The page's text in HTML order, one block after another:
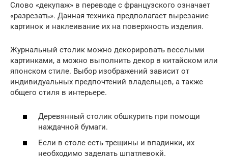
Слово «декупаж» в переводе с французского означает
«разрезать». Данная техника предполагает вырезание
картинок и наклеивание их на поверхность изделия.
Журнальный столик можно декорировать веселыми
картинками, а можно выполнить декор в китайском или
японском стиле. Выбор изображений зависит от
индивидуальных предпочтений владельцев, а также
общего стиля в интерьере.
Деревянный столик обшкурить при помощи
наждачной бумаги.
Если в столе есть трещины и впадинки, их
необходимо заделать шпатлевокй.